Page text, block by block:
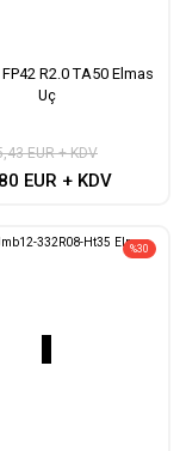
R2.0 TA50 Elmas
Uç
EUR + KDV
EUR + KDV
%30